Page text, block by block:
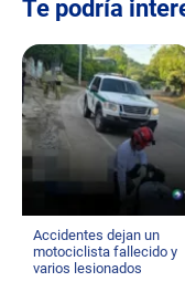
Te podría
Accidentes dejan un
motociclista fallecido y
varios lesionados